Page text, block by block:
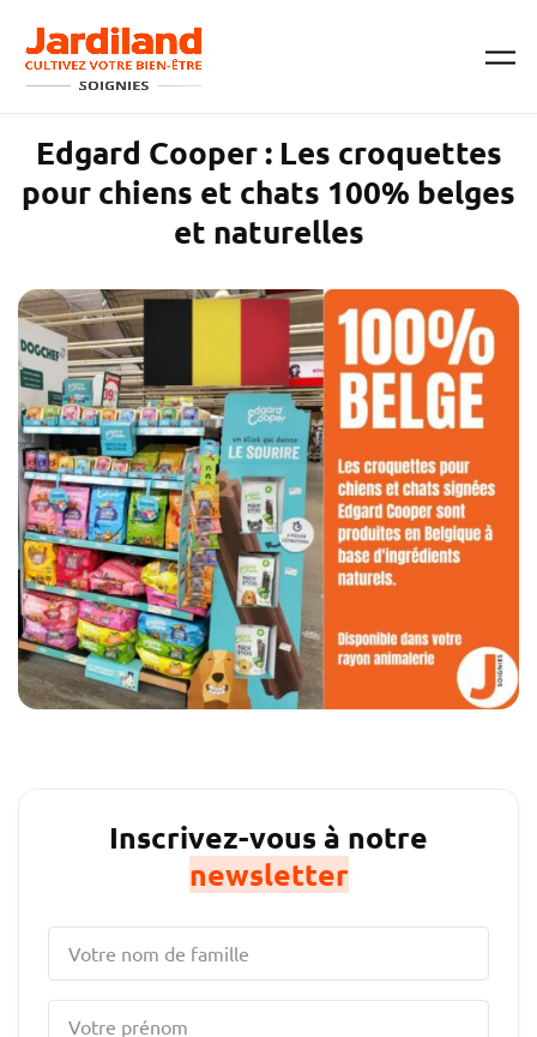
Edgard Cooper : Les croquettes
pour chiens et chats 100% belges
et naturelles
Inscrivez-vous à notre
newsletter